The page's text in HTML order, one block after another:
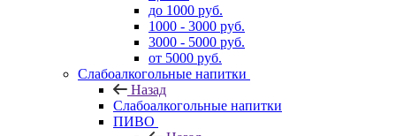
до 1000 руб.
1000 - 3000 руб.
3000 - 5000 руб.
от 5000 руб.
Слабоалкогольные напитки
Назад
Слабоалкогольные напитки
ПИВО